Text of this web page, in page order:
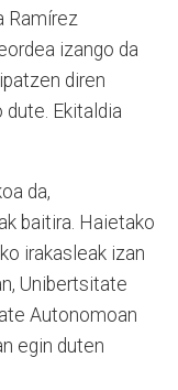
Ramírez
izango da
diren
Ekitaldia
da,
baitira. Haietako
irakasleak izan
Unibertsitate
Autonomoan
egin duten